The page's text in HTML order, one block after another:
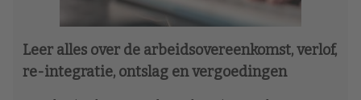
Leer alles over de arbeidsovereenkomst, verlof,
re-integratie, ontslag en vergoedingen